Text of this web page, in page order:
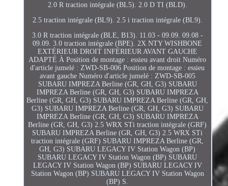
2.0 R traction intégrale (BL5). 2.0 D TI (BLD).
2.5 traction intégrale (BL9). 2.5 i traction intégrale (BL9).
3.0 R traction intégrale (BLE, B13). 11.03 - 09.09. 09.08 -
09.09. 3.0 traction intégrale (BPE). 2X NTY WISHBONE
EXTÉRIEUR DROIT INFÉRIEUR AVANT GAUCHE
ADAPTÉ À Position de montage : essieu avant droit Numéro
d'article jumelé : ZWD-SB-006 Position de montage : essieu
avant gauche Numéro d'article jumelé : ZWD-SB-005
SUBARU IMPREZA Berline (GR, GH, G3) SUBARU
IMPREZA Berline (GR, GH, G3) SUBARU IMPREZA
Berline (GR, GH, G3) SUBARU IMPREZA Berline (GR, GH,
G3) SUBARU IMPREZA Berline (GR, GH, G3) SUBARU
IMPREZA Berline (GR, GH, G3) SUBARU IMPREZA
Berline (GR, GH, G3) 2.5 WRX STi traction intégrale (GRF)
SUBARU IMPREZA Berline (GR, GH, G3) 2.5 WRX STi
traction intégrale (GRF) SUBARU IMPREZA Berline (GR,
GH, G3) SUBARU LEGACY IV Station Wagon (BP)
SUBARU LEGACY IV Station Wagon (BP) SUBARU
LEGACY IV Station Wagon (BP) SUBARU LEGACY IV
Station Wagon (BP) SUBARU LEGACY IV Station Wagon
(BP) S.